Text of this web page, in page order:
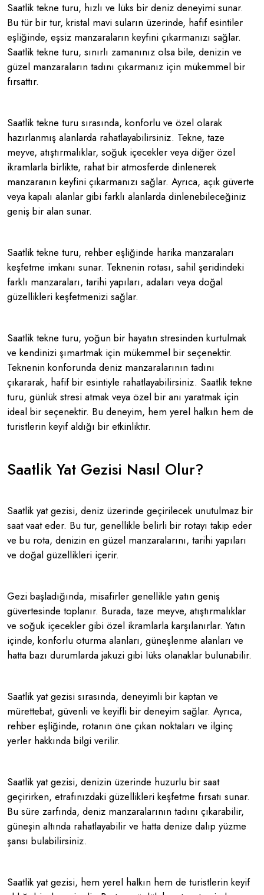
Saatlik tekne turu, hızlı ve lüks bir deniz deneyimi sunar.
Bu tür bir tur, kristal mavi suların üzerinde, hafif esintiler
eşliğinde, eşsiz manzaraların keyfini çıkarmanızı sağlar.
Saatlik tekne turu, sınırlı zamanınız olsa bile, denizin ve
güzel manzaraların tadını çıkarmanız için mükemmel bir
fırsattır.
Saatlik tekne turu sırasında, konforlu ve özel olarak
hazırlanmış alanlarda rahatlayabilirsiniz. Tekne, taze
meyve, atıştırmalıklar, soğuk içecekler veya diğer özel
ikramlarla birlikte, rahat bir atmosferde dinlenerek
manzaranın keyfini çıkarmanızı sağlar. Ayrıca, açık güverte
veya kapalı alanlar gibi farklı alanlarda dinlenebileceğiniz
geniş bir alan sunar.
Saatlik tekne turu, rehber eşliğinde harika manzaraları
keşfetme imkanı sunar. Teknenin rotası, sahil şeridindeki
farklı manzaraları, tarihi yapıları, adaları veya doğal
güzellikleri keşfetmenizi sağlar.
Saatlik tekne turu, yoğun bir hayatın stresinden kurtulmak
ve kendinizi şımartmak için mükemmel bir seçenektir.
Teknenin konforunda deniz manzaralarının tadını
çıkararak, hafif bir esintiyle rahatlayabilirsiniz. Saatlik tekne
turu, günlük stresi atmak veya özel bir anı yaratmak için
ideal bir seçenektir. Bu deneyim, hem yerel halkın hem de
turistlerin keyif aldığı bir etkinliktir.
Saatlik Yat Gezisi Nasıl Olur?
Saatlik yat gezisi, deniz üzerinde geçirilecek unutulmaz bir
saat vaat eder. Bu tur, genellikle belirli bir rotayı takip eder
ve bu rota, denizin en güzel manzaralarını, tarihi yapıları
ve doğal güzellikleri içerir.
Gezi başladığında, misafirler genellikle yatın geniş
güvertesinde toplanır. Burada, taze meyve, atıştırmalıklar
ve soğuk içecekler gibi özel ikramlarla karşılanırlar. Yatın
içinde, konforlu oturma alanları, güneşlenme alanları ve
hatta bazı durumlarda jakuzi gibi lüks olanaklar bulunabilir.
Saatlik yat gezisi sırasında, deneyimli bir kaptan ve
mürettebat, güvenli ve keyifli bir deneyim sağlar. Ayrıca,
rehber eşliğinde, rotanın öne çıkan noktaları ve ilginç
yerler hakkında bilgi verilir.
Saatlik yat gezisi, denizin üzerinde huzurlu bir saat
geçirirken, etrafınızdaki güzellikleri keşfetme fırsatı sunar.
Bu süre zarfında, deniz manzaralarının tadını çıkarabilir,
güneşin altında rahatlayabilir ve hatta denize dalıp yüzme
şansı bulabilirsiniz.
Saatlik yat gezisi, hem yerel halkın hem de turistlerin keyif